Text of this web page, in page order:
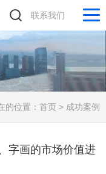
联系我们
的位置： 首页 > 成功案例
字画的市场价值进